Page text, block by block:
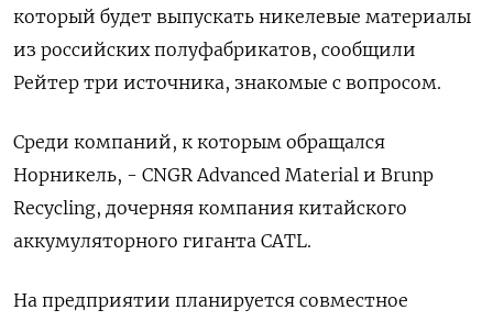
который будет выпускать никелевые материалы
из российских полуфабрикатов, сообщили
Рейтер три источника, знакомые с вопросом.
Среди компаний, к которым обращался
Норникель, - CNGR Advanced Material и Brunp
Recycling, дочерняя компания китайского
аккумуляторного гиганта CATL.
На предприятии планируется совместное